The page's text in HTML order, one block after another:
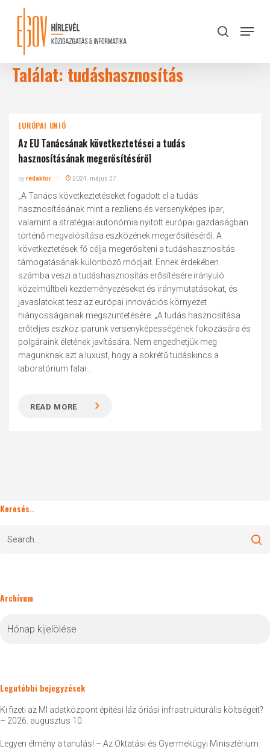
content
search
Menu
Találat: tudáshasznosítás
EURÓPAI UNIÓ
Az EU Tanácsának következtetései a tudás
hasznosításának megerősítéséről
byredaktor 2024. május 27.
„A Tanács következtetéseket fogadott el a tudás
hasznosításának mint a reziliens és versenyképes ipar,
valamint a stratégiai autonómia nyitott európai gazdaságban
történő megvalósítása eszközének megerősítéséről. A
következtetések fő célja megerősíteni a tudáshasznosítás
támogatásának különböző módjait. Ennek érdekében
számba veszi a tudáshasznosítás erősítésére irányuló
közelmúltbeli kezdeményezéseket és iránymutatásokat, és
javaslatokat tesz az európai innovációs környezet
hiányosságainak megszüntetésére. „A tudás hasznosítása
erőteljes eszköz iparunk versenyképességének fokozására és
polgáraink életének javítására. Nem engedhetjük meg
magunknak azt a luxust, hogy a sokrétű tudáskincs a
laboratórium falai...
READ MORE
Keresés..
Archívum
Legutóbbi bejegyzések
Ki fizeti az MI adatközpont építési láz óriási infrastrukturális költségeit?
– 2026. augusztus 10.
Legyen élmény a tanulás! – Az Oktatási és Gyermekügyi Minisztérium
Close